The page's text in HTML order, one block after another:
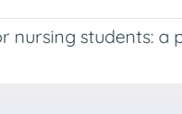
nursing students: a